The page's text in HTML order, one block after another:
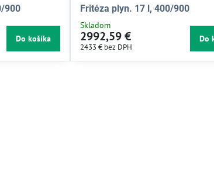
900
Do košíka
Fritéza plyn. 17 l, 400/900
Skladom
2992,59 €
2433 € bez DPH
Do